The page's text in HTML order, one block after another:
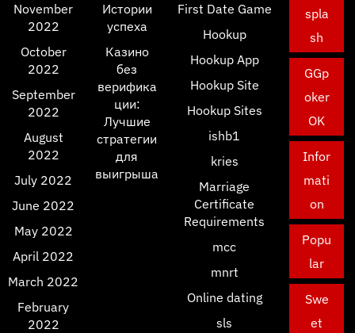
November
2022
October
2022
September
2022
August
2022
July 2022
June 2022
May 2022
April 2022
March 2022
February
2022
Истории
успеха
Казино
без
верифика
ции:
Лучшие
стратегии
для
выигрыша
First Date Game
Hookup
Hookup App
Hookup Site
Hookup Sites
ishb1
kries
Marriage
Certificate
Requirements
mcc
mnrt
Online dating
sls
spla
sh
GGp
oker
OK
Infor
mati
on
Popu
lar
Swe
et